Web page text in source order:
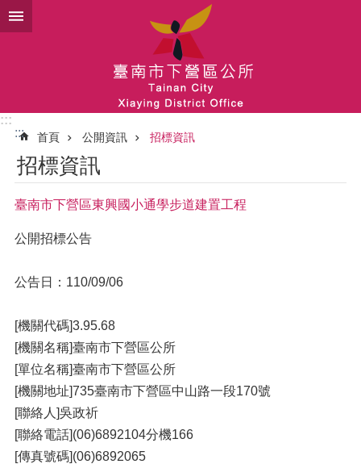
跳到主要內容區塊
:::
:::
首頁 公開資訊 招標資訊
招標資訊
臺南市下營區東興國小通學步道建置工程
公開招標公告
公告日：110/09/06
[機關代碼]3.95.68
[機關名稱]臺南市下營區公所
[單位名稱]臺南市下營區公所
[機關地址]735臺南市下營區中山路一段170號
[聯絡人]吳政祈
[聯絡電話](06)6892104分機166
[傳真號碼](06)6892065